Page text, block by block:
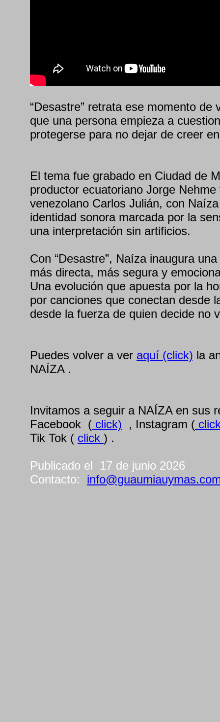
“Desastre” retrata ese momento de
que una persona empieza a
protegerse para no dejar de creer
El tema fue grabado en Ciudad de
productor ecuatoriano Jorge
venezolano Carlos Julián, con
identidad sonora marcada por la
una interpretación sin artificios.
Con “Desastre”, Naíza inaugura
más directa, más segura y
Una evolución que apuesta por la
por canciones que conectan desde
desde la fuerza de quien decide no
Puedes volver a ver aquí (click) la
NAÍZA .
Invitamos a seguir a NAÍZA en sus
Facebook ( click) , Instagram (
Tik Tok ( click ) .
Publicado el 17 de junio 2026
Contacto: